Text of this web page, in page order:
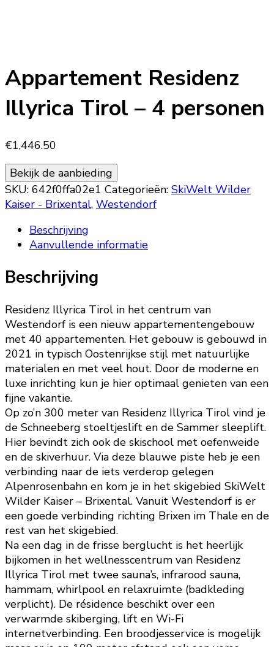
Appartement Residenz
Illyrica Tirol – 4 personen
€1,446.50
Bekijk de aanbieding
SKU: 642f0ffa02e1 Categorieën: SkiWelt Wilder
Kaiser - Brixental, Westendorf
Beschrijving
Aanvullende informatie
Beschrijving
Residenz Illyrica Tirol in het centrum van
Westendorf is een nieuw appartementengebouw
met 40 appartementen. Het gebouw is gebouwd in
2021 in typisch Oostenrijkse stijl met natuurlijke
materialen en met veel hout. Door de moderne en
luxe inrichting kun je hier optimaal genieten van een
fijne vakantie.
Op zo’n 300 meter van Residenz Illyrica Tirol vind je
de Schneeberg stoeltjeslift en de Sammer sleeplift.
Hier bevindt zich ook de skischool met oefenweide
en de skiverhuur. Via deze blauwe piste heb je een
verbinding naar de iets verderop gelegen
Alpenrosenbahn en kom je in het skigebied SkiWelt
Wilder Kaiser – Brixental. Vanuit Westendorf is er
een goede verbinding richting Brixen im Thale en de
rest van het skigebied.
Na een dag in de frisse berglucht is het heerlijk
bijkomen in het wellnesscentrum van Residenz
Illyrica Tirol met twee sauna’s, infrarood sauna,
hammam, whirlpool en relaxruimte (badkleding
verplicht). De résidence beschikt over een
verwarmde skiberging, lift en Wi-Fi
internetverbinding. Een broodjesservice is mogelijk